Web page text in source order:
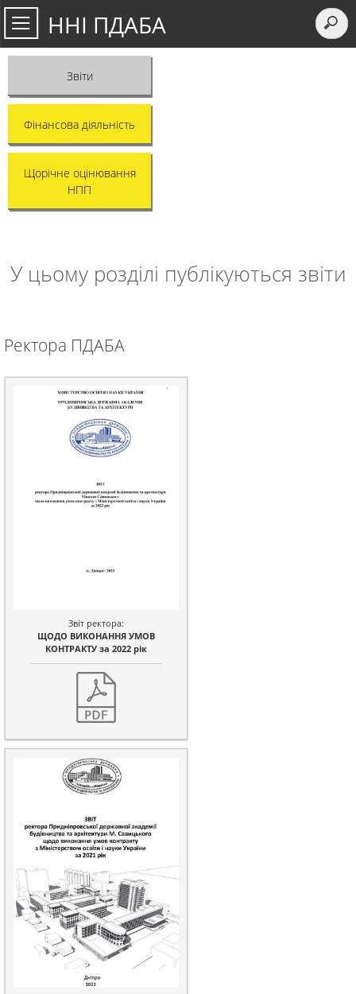
ННІ ПДАБА
Звіти
Фінансова діяльність
Щорічне оцінювання
НПП
У цьому розділі публікуються звіти
Ректора ПДАБА
Звіт ректора:
ЩОДО ВИКОНАННЯ УМОВ
КОНТРАКТУ за 2022 рік